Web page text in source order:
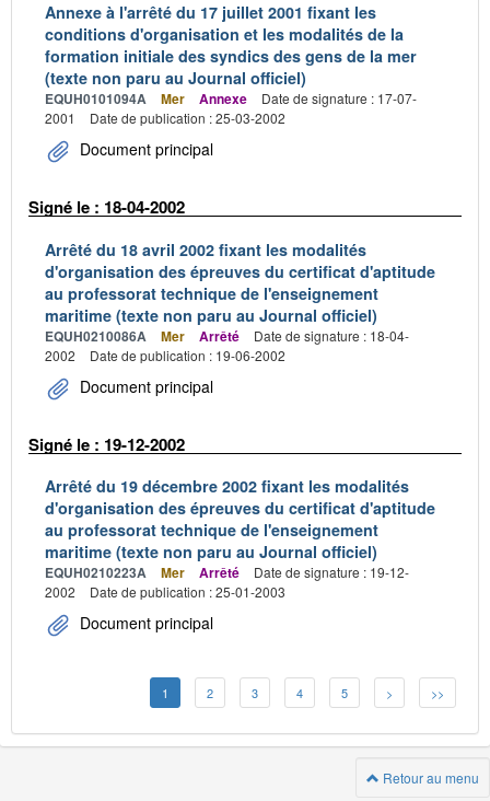
Annexe à l'arrêté du 17 juillet 2001 fixant les
conditions d'organisation et les modalités de la
formation initiale des syndics des gens de la mer
(texte non paru au Journal officiel)
EQUH0101094A Mer Annexe
Date de signature : 17-07-
2001
Date de publication : 25-03-2002
Document principal
Signé le : 18-04-2002
Arrêté du 18 avril 2002 fixant les modalités
d'organisation des épreuves du certificat d'aptitude
au professorat technique de l'enseignement
maritime (texte non paru au Journal officiel)
EQUH0210086A Mer Arrêté
Date de signature : 18-04-
2002
Date de publication : 19-06-2002
Document principal
Signé le : 19-12-2002
Arrêté du 19 décembre 2002 fixant les modalités
d'organisation des épreuves du certificat d'aptitude
au professorat technique de l'enseignement
maritime (texte non paru au Journal officiel)
EQUH0210223A Mer Arrêté
Date de signature : 19-12-
2002
Date de publication : 25-01-2003
Document principal
1 2 3 4 5 > >>
Retour au menu